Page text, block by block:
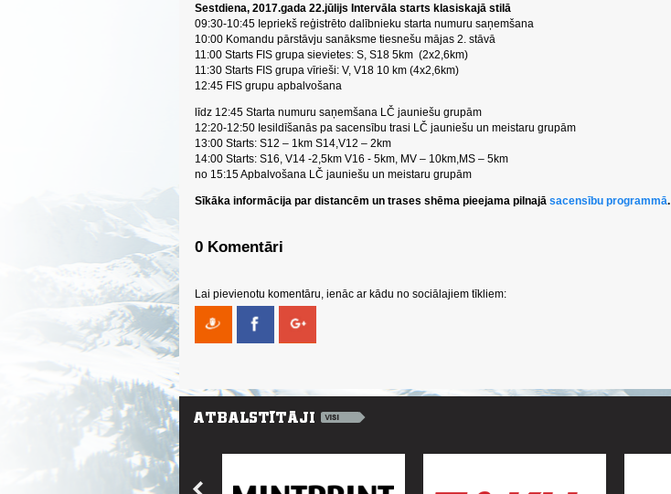
Sestdiena, 2017.gada 22.jūlijs Intervāla starts klasiskajā stilā
09:30-10:45 Iepriekš reģistrēto dalībnieku starta numuru saņemšana
10:00 Komandu pārstāvju sanāksme tiesnešu mājas 2. stāvā
11:00 Starts FIS grupa sievietes: S, S18 5km (2x2,6km)
11:30 Starts FIS grupa vīrieši: V, V18 10 km (4x2,6km)
12:45 FIS grupu apbalvošana
līdz 12:45 Starta numuru saņemšana LČ jauniešu grupām
12:20-12:50 Iesildīšanās pa sacensību trasi LČ jauniešu un meistaru grupām
13:00 Starts: S12 – 1km S14,V12 – 2km
14:00 Starts: S16, V14 -2,5km V16 - 5km, MV – 10km,MS – 5km
no 15:15 Apbalvošana LČ jauniešu un meistaru grupām
Sīkāka informācija par distancēm un trases shēma pieejama pilnajā sacensību programmā.
0 Komentāri
Lai pievienotu komentāru, ienāc ar kādu no sociālajiem tīkliem: